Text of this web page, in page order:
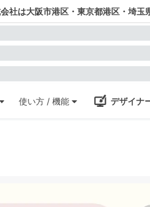
社は大阪市港区・東京都港区・埼玉
使い方 / 機能 デザイナ